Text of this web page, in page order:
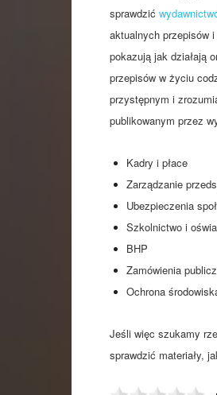
sprawdzić
aktualnych przepisów
pokazują jak działają
przepisów w życiu
przystępnym i
publikowanym przez
Kadry i płace
Zarządzanie
Ubezpieczenia
Szkolnictwo i
BHP
Zamówienia
Ochrona
Jeśli więc szukamy
sprawdzić materiały,